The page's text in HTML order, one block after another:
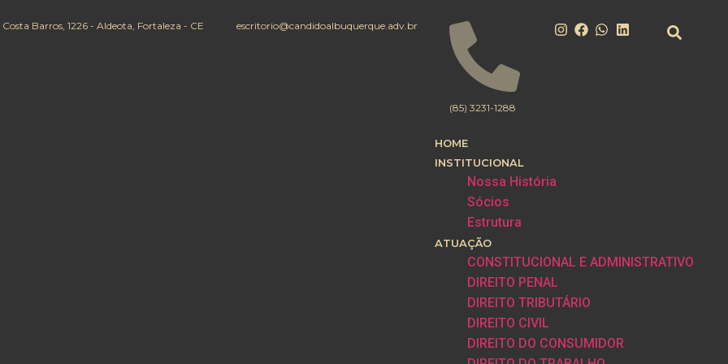
Costa Barros, 1226 - Aldeota, Fortaleza - CE escritorio@candidoalbuquerque.adv.br
(85) 3231-1288
HOME
INSTITUCIONAL
Nossa História
Sócios
Estrutura
ATUAÇÃO
CONSTITUCIONAL E ADMINISTRATIVO
DIREITO PENAL
DIREITO TRIBUTÁRIO
DIREITO CIVIL
DIREITO DO CONSUMIDOR